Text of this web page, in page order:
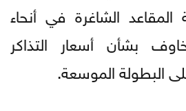
الشاغرة في أنحاء
بشأن أسعار التذاكر
البطولة الموسعة.